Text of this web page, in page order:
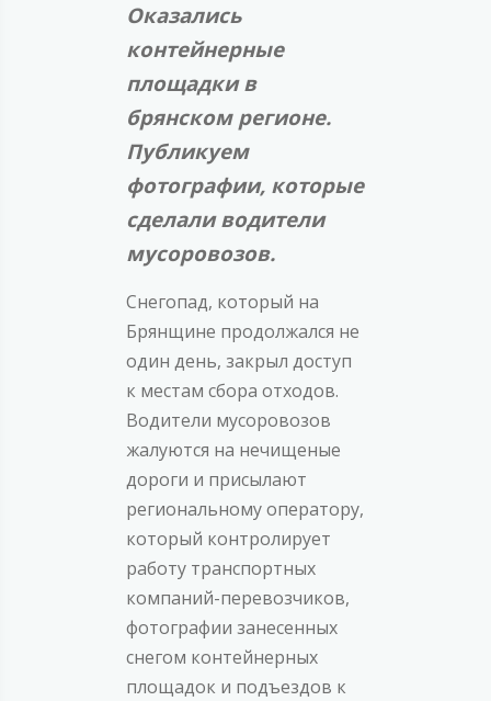
Оказались
контейнерные
площадки в
брянском регионе.
Публикуем
фотографии, которые
сделали водители
мусоровозов.
Снегопад, который на
Брянщине продолжался не
один день, закрыл доступ
к местам сбора отходов.
Водители мусоровозов
жалуются на нечищеные
дороги и присылают
региональному оператору,
который контролирует
работу транспортных
компаний-перевозчиков,
фотографии занесенных
снегом контейнерных
площадок и подъездов к